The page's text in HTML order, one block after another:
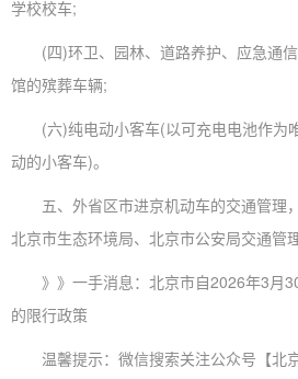
学校校车;
(四)环卫、园林、道路养护、应急通信
馆的殡葬车辆;
(六)纯电动小客车(以可充电电池作为
动的小客车)。
五、外省区市进京机动车的交通管理，
北京市生态环境局、北京市公安局交通管
》》一手消息：北京市自2026年3月
的限行政策
温馨提示：微信搜索关注公众号【北